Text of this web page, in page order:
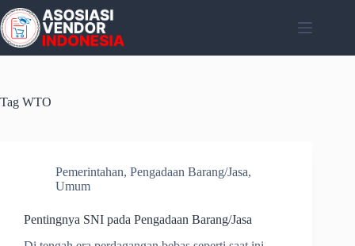
Skip
to
content
Tag WTO
Pemerintahan, Pengadaan Barang/Jasa,
Umum
Pentingnya SNI pada Pengadaan Barang/Jasa